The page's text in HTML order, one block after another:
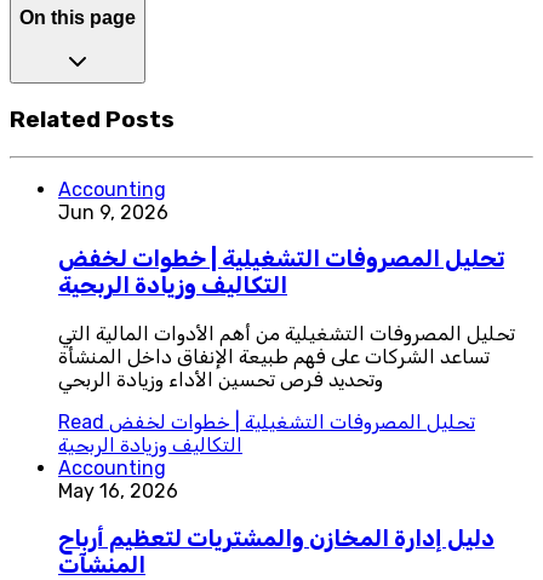
On this page
Related Posts
Accounting
Jun 9, 2026
تحليل المصروفات التشغيلية | خطوات لخفض
التكاليف وزيادة الربحية
تحليل المصروفات التشغيلية من أهم الأدوات المالية التي
تساعد الشركات على فهم طبيعة الإنفاق داخل المنشأة
وتحديد فرص تحسين الأداء وزيادة الربحي
Read تحليل المصروفات التشغيلية | خطوات لخفض
التكاليف وزيادة الربحية
Accounting
May 16, 2026
دليل إدارة المخازن والمشتريات لتعظيم أرباح
المنشآت